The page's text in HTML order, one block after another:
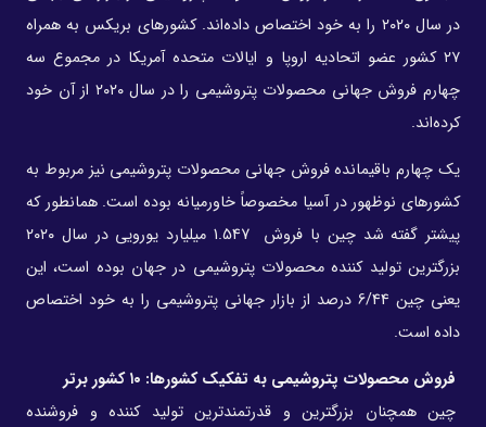
در سال ۲۰۲۰ را به خود اختصاص داده‌اند. کشورهای بریکس به همراه
۲۷ کشور عضو اتحادیه اروپا و ایالات متحده آمریکا در مجموع سه
چهارم فروش جهانی محصولات پتروشیمی را در سال ۲۰۲۰ از آن خود
کرده‌اند.
یک چهارم باقیمانده فروش جهانی محصولات پتروشیمی نیز مربوط به
کشورهای نوظهور در آسیا مخصوصاً خاورمیانه بوده است. همانطور که
پیشتر گفته شد چین با فروش 1.547 میلیارد یورویی در سال ۲۰۲۰
بزرگترین تولید کننده محصولات پتروشیمی در جهان بوده است، این
یعنی چین 6/44 درصد از بازار جهانی پتروشیمی را به خود اختصاص
داده است.
فروش محصولات پتروشیمی به تفکیک کشورها: ۱۰ کشور برتر
چین همچنان بزرگترین و قدرتمندترین تولید کننده و فروشنده